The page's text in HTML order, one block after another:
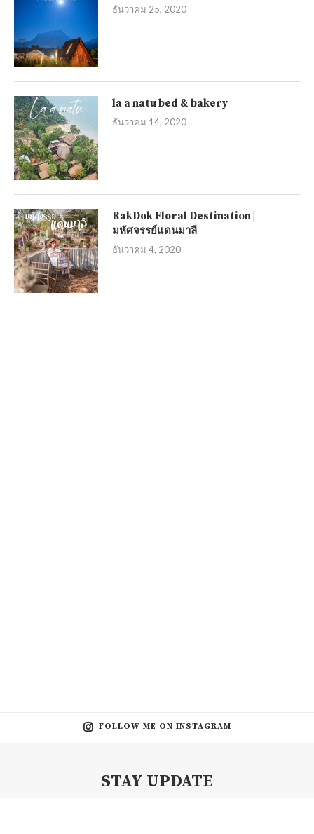
ธันวาคม 25, 2020
la a natu bed & bakery
ธันวาคม 14, 2020
RakDok Floral Destination |
มหัศจรรย์แดนมาลี
ธันวาคม 4, 2020
FOLLOW ME ON INSTAGRAM
STAY UPDATE